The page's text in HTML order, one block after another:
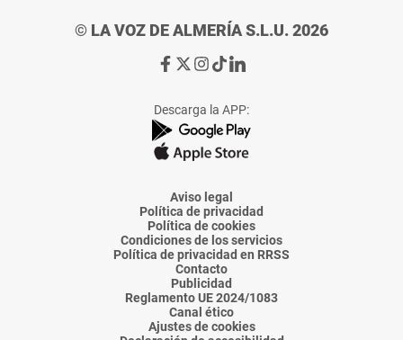
© LA VOZ DE ALMERÍA S.L.U. 2026
Ir
de
La
Voz
Almería
Ir
de
La
Voz
Almería
Ir
de
La
Voz
Almería
Ir
de
La
Voz
Almería
Ir
de
La
Voz
Descarga la APP:
Aviso legal
Política de privacidad
Política de cookies
Condiciones de los servicios
Política de privacidad en RRSS
Contacto
Publicidad
Reglamento UE 2024/1083
Canal ético
Ajustes de cookies